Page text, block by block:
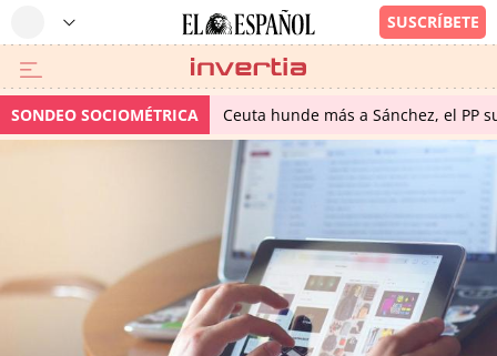
SONDEO SOCIOMÉTRICA Ceuta hunde más a Sánchez, el PP